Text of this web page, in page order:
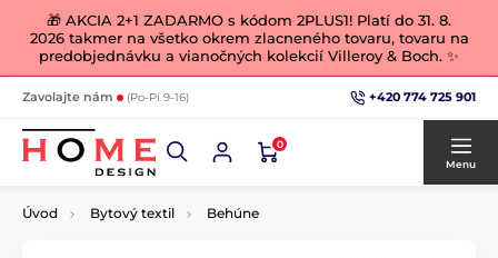
🎁 AKCIA 2+1 ZADARMO s kódom 2PLUS1! Platí do 31. 8.
2026 takmer na všetko okrem zlacneného tovaru, tovaru na
predobjednávku a vianočných kolekcií Villeroy & Boch. ✨
Zavolajte nám (Po-Pi 9-16) +420 774 725 901
0
Menu
Úvod Bytový textil Behúne